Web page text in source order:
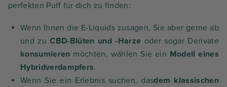
perfekten Puff für dich zu finden:
Wenn Ihnen die E-Liquids zusagen, Sie aber gerne ab
und zuCBD-Blüten und -Harze oder sogar Derivate
konsumieren möchten, wählen Sie ein Modell eines
Hybridverdampfers.
Wenn Sie ein Erlebnis suchen, dasdem klassischen